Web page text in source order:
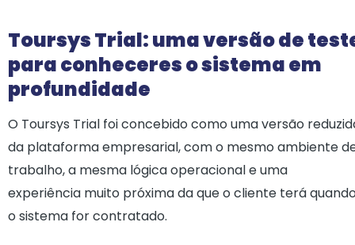
Toursys Trial: uma versão de
para conheceres o sistema em
profundidade
O Toursys Trial foi concebido como uma versão
da plataforma empresarial, com o mesmo ambiente
trabalho, a mesma lógica operacional e uma
experiência muito próxima da que o cliente terá
o sistema for contratado.